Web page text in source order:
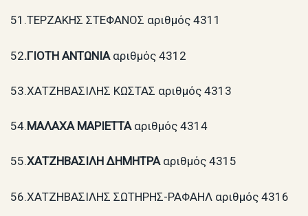
51.ΤΕΡΖΑΚΗΣ ΣΤΕΦΑΝΟΣ αριθμός 4311
52.ΓΙΟΤΗ ΑΝΤΩΝΙΑαριθμός 4312
53.ΧΑΤΖΗΒΑΣΙΛΗΣ ΚΩΣΤΑΣ αριθμός 4313
54. ΜΑΛΑΧΑ ΜΑΡΙΕΤΤΑαριθμός 4314
55.ΧΑΤΖΗΒΑΣΙΛΗ ΔΗΜΗΤΡΑαριθμός 4315
56.ΧΑΤΖΗΒΑΣΙΛΗΣ ΣΩΤΗΡΗΣ-ΡΑΦΑΗΛ αριθμός 4316